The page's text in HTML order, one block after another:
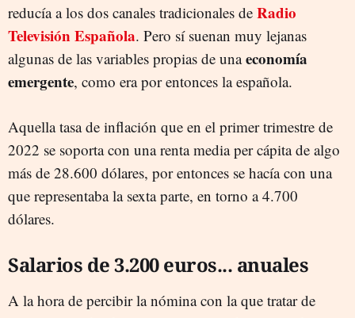
reducía a los dos canales tradicionales de Radio
Televisión Española. Pero sí suenan muy lejanas
algunas de las variables propias de unaeconomía
emergente, como era por entonces la española.
Aquella tasa de inflación que en el primer trimestre de
2022 se soporta con una renta media per cápita de algo
más de 28.600 dólares, por entonces se hacía con una
que representaba la sexta parte, en torno a 4.700
dólares.
Salarios de 3.200 euros... anuales
A la hora de percibir la nómina con la que tratar de